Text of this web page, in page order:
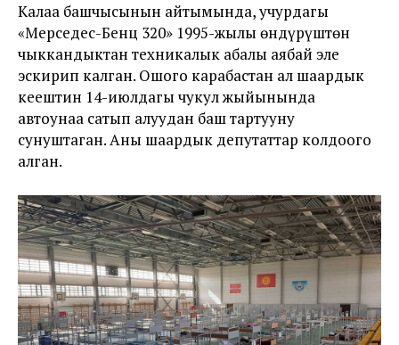
Калаа башчысынын айтымында, учурдагы
«Мерседес-Бенц 320» 1995-жылы өндүрүштөн
чыккандыктан техникалык абалы аябай эле
эскирип калган. Ошого карабастан ал шаардык
кеңештин 14-июлдагы чукул жыйынында
автоунаа сатып алуудан баш тартууну
сунуштаган. Аны шаардык депутаттар колдоого
алган.